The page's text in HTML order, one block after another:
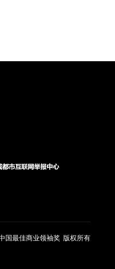
国最佳商业领袖奖 版权所有